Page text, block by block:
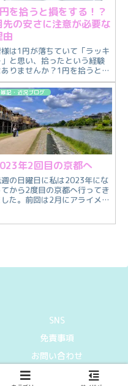
を拾うと損をする！？
先の安さに注意が必要な
由
は1円が落ちていて「ラッキ
と思い、拾ったという経験
りませんか？1円を拾うと損
るパターンがあります。
雑記・近況ブログ
年2回目の京都へ
週の日曜日に私は2023年にな
てから2度目の京都へ行ってき
た。前回は2月にアライメン
SNS
免責事項
お問い合わせ
information.